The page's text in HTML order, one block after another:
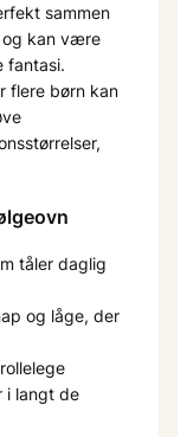
sammen
og kan være
fantasi.
flere børn kan
tåler daglig
og låge, der
i langt de